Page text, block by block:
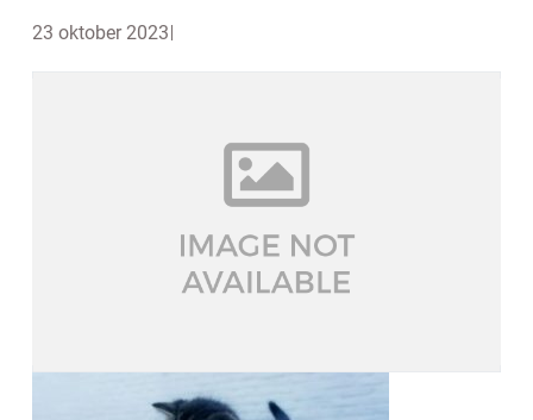
23 oktober 2023